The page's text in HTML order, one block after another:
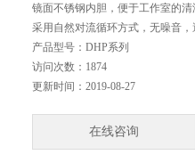
镜面不锈钢内胆，便于工作室的清
采用自然对流循环方式，无噪音，
产品型号： DHP系列
访问次数： 1874
更新时间： 2019-08-27
在线咨询